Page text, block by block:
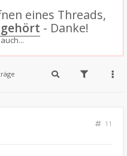
eines Threads,
- Danke!
11